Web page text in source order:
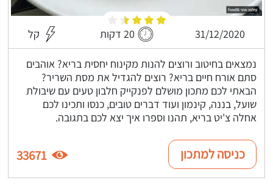
31/12/2020 20 דקות קל
נמצאים בחיטוב ורוצים להנות מקינוח יחסית בריא? אוהבים
סתם אורח חיים בריא? רוצים להגדיל את מסת השריר?
הבאתי לכם מתכון מושלם לפנקייק חלבון טעים עם שיבולת
שועל, בננה, קינמון ועוד דברים טובים, כנסו ותכינו לכם
אחלה צ'יט בריא, תהנו וספרו איך יצא לכם בתגובה.
כניסה למתכון 33671